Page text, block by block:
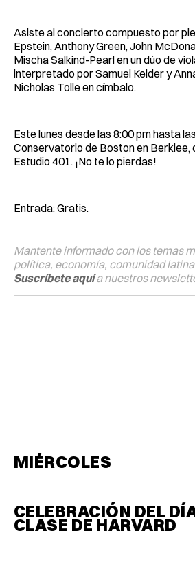
Asiste al concierto compuesto por
Epstein, Anthony Green, John
Mischa Salkind-Pearl en un dúo de
interpretado por Samuel Kelder y
Nicholas Tolle en címbalo.
Este lunes desde las 8:00 pm hasta
Conservatorio de Boston en Berklee,
Estudio 401. ¡No te lo pierdas!
Entrada: Gratis.
Mantente informado con los temas
política, economía, comunidad latina
Suscríbete aquía nuestros
MIÉRCOLES
CELEBRACIÓN DEL
CLASE DE HARVARD